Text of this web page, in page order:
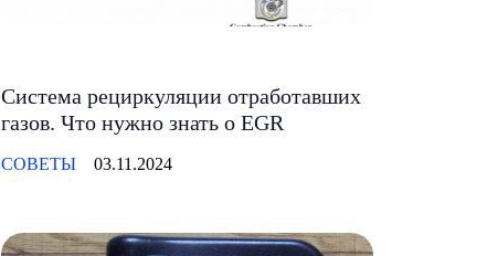
Система рециркуляции отработавших
газов. Что нужно знать о EGR
СОВЕТЫ 03.11.2024